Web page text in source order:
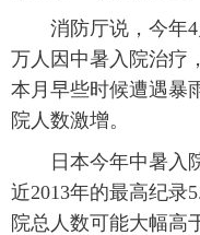
消防厅说，今年4
万人因中暑入院治疗
本月早些时候遭遇暴
院人数激增。
日本今年中暑入院
近2013年的最高纪录
院总人数可能大幅高